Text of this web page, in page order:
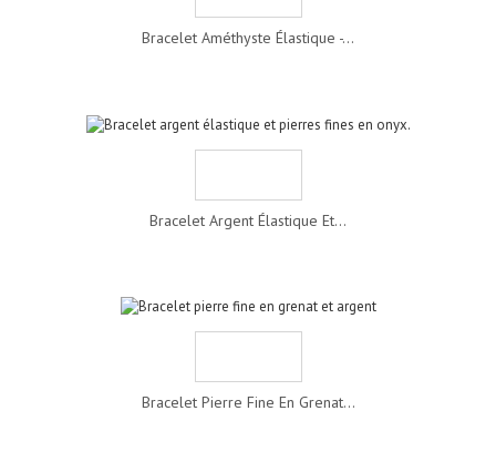
Bracelet Améthyste Élastique -...
Bracelet Argent Élastique Et...
Bracelet Pierre Fine En Grenat...